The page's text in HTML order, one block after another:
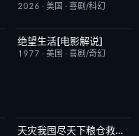
2026 ·美国 ·喜剧/科幻
已完结
绝望生活[电影解说]
1977 ·美国 ·喜剧/奇幻
完结 2.0天灾我囤尽天下粮仓救了全侯府